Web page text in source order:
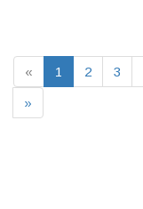
« 1 2 3
»